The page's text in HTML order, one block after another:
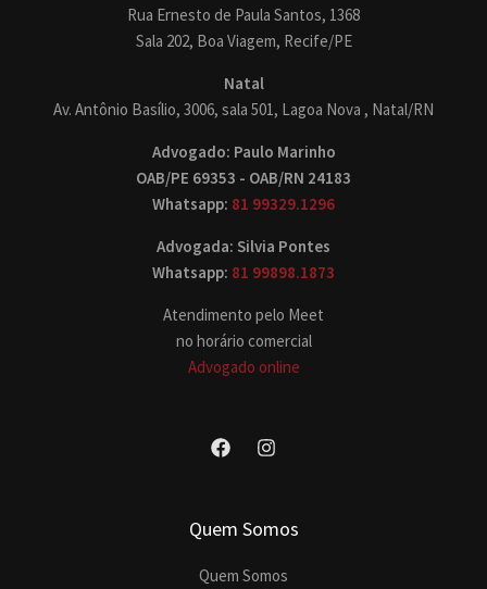
Rua Ernesto de Paula Santos, 1368
Sala 202, Boa Viagem, Recife/PE
Natal
Av. Antônio Basílio, 3006, sala 501, Lagoa Nova , Natal/RN
Advogado: Paulo Marinho
OAB/PE 69353 - OAB/RN 24183
Whatsapp: 81 99329.1296
Advogada: Silvia Pontes
Whatsapp: 81 99898.1873
Atendimento pelo Meet
no horário comercial
Advogado online
Quem Somos
Quem Somos